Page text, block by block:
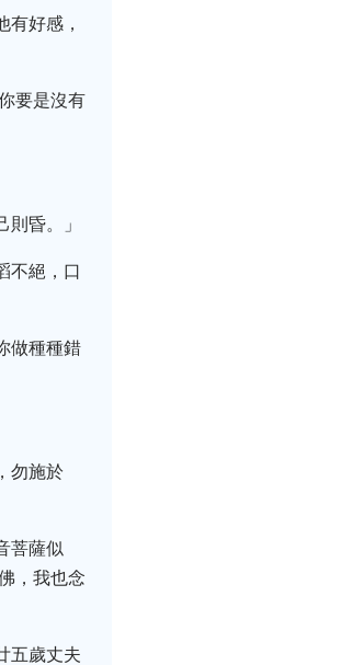
有好感，
要是沒有
昏。」
不絕，口
做種種錯
勿施於
菩薩似
，我也念
五歲丈夫